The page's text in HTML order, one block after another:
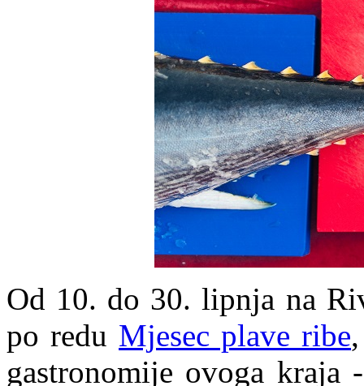
Od 10. do 30. lipnja na
po redu Mjesec plave ribe
gastronomije ovoga